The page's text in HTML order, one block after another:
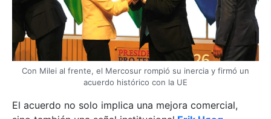
Con Milei al frente, el Mercosur rompió su inercia y firmó un
acuerdo histórico con la UE
El acuerdo no solo implica una mejora comercial,